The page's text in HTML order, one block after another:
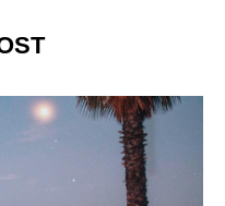
【大阪 大正区】Asam
2022.10.07